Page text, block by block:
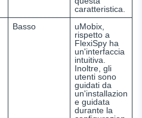
caratteristica.
Basso
uMobix,
rispetto a
FlexiSpy ha
un'interfaccia
intuitiva.
Inoltre, gli
utenti sono
guidati da
un'installazion
e guidata
durante la